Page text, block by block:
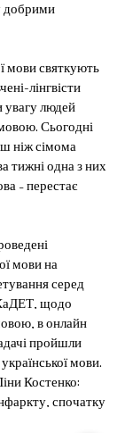
добрими
мови святкують
лінгвісти
людей
Сьогодні
ніж сімома
тижні одна з них
– перестає
мови на
серед
щодо
в онлайн
пройшли
мови.
Костенко:
спочатку